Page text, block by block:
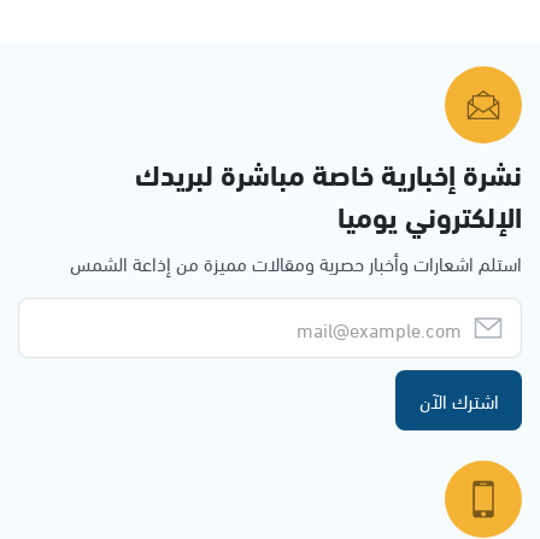
نشرة إخبارية خاصة مباشرة لبريدك
الإلكتروني يوميا
استلم اشعارات وأخبار حصرية ومقالات مميزة من إذاعة الشمس
اشترك الآن